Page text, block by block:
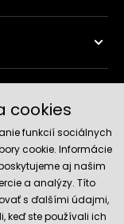
cookies
funkcií sociálnych
cookie. Informácie
aj našim
a analýzy. Títo
s ďalšími údajmi,
keď ste používali ich